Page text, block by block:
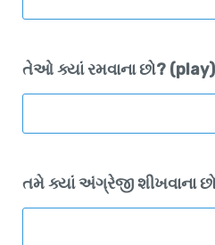
તેઓ ક્યાં રમવાના છો? (play)
તમે ક્યાં અંગ્રેજી શીખવાના